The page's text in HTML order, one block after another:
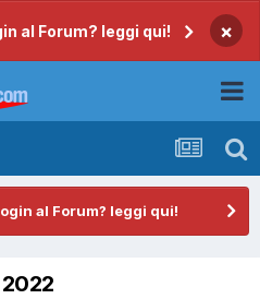
al Forum? leggi qui! ×
al Forum? leggi qui!